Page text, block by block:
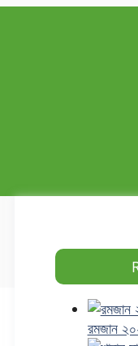
রমজান